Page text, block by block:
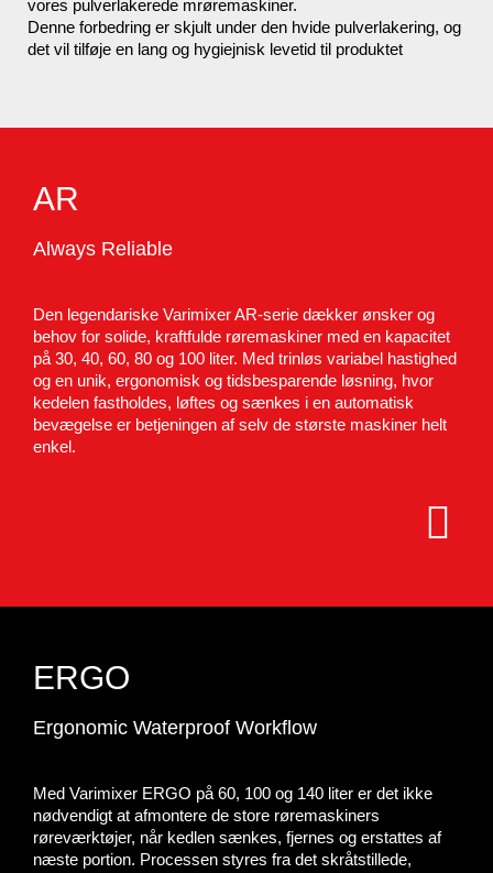
vores pulverlakerede mrøremaskiner.
Denne forbedring er skjult under den hvide pulverlakering, og
det vil tilføje en lang og hygiejnisk levetid til produktet
AR
Always Reliable
Den legendariske Varimixer AR-serie dækker ønsker og
behov for solide, kraftfulde røremaskiner med en kapacitet
på 30, 40, 60, 80 og 100 liter. Med trinløs variabel hastighed
og en unik, ergonomisk og tidsbesparende løsning, hvor
kedelen fastholdes, løftes og sænkes i en automatisk
bevægelse er betjeningen af selv de største maskiner helt
enkel.
ERGO
Ergonomic Waterproof Workflow
Med Varimixer ERGO på 60, 100 og 140 liter er det ikke
nødvendigt at afmontere de store røremaskiners
røreværktøjer, når kedlen sænkes, fjernes og erstattes af
næste portion. Processen styres fra det skråtstillede,